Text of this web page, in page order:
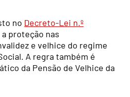
no Decreto-Lei n.º
proteção nas
e velhice do regime
A regra também é
da Pensão de Velhice da